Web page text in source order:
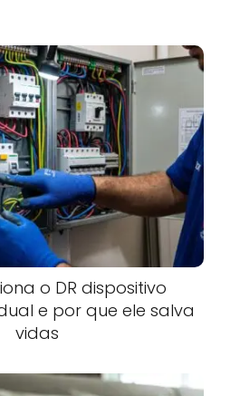
o DR dispositivo
e por que ele salva
vidas